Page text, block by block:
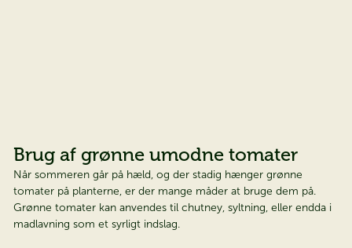
Brug af grønne umodne tomater
Når sommeren går på hæld, og der stadig hænger grønne
tomater på planterne, er der mange måder at bruge dem på.
Grønne tomater kan anvendes til chutney, syltning, eller endda i
madlavning som et syrligt indslag.